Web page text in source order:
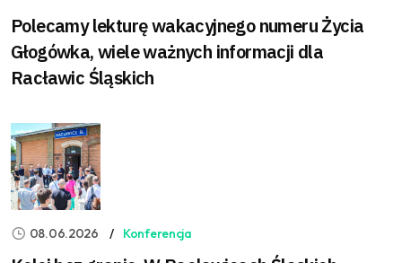
Polecamy lekturę wakacyjnego numeru Życia
Głogówka, wiele ważnych informacji dla
Racławic Śląskich
08.06.2026 Konferencja